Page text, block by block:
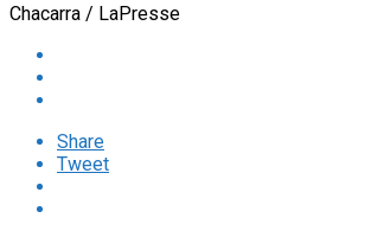
Chacarra / LaPresse
Share
Tweet